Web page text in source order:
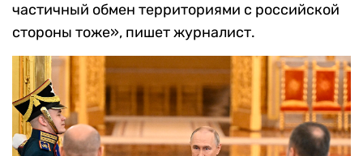
частичный обмен территориями с российской
стороны тоже», пишет журналист.